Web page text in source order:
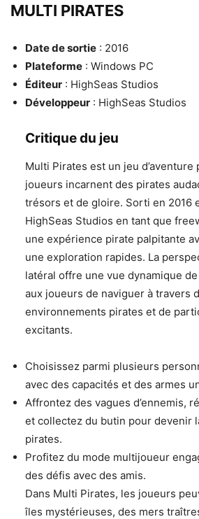
MULTI PIRATES
Date de sortie : 2016
Plateforme : Windows PC
Éditeur : HighSeas Studios
Développeur : HighSeas Studios
Critique du jeu
Multi Pirates est un jeu d’aventure
joueurs incarnent des pirates
trésors et de gloire. Sorti en 2016
HighSeas Studios en tant que
une expérience pirate palpitante
une exploration rapides. La
latéral offre une vue dynamique
aux joueurs de naviguer à travers
environnements pirates et de
excitants.
Choisissez parmi plusieurs
avec des capacités et des armes
Affrontez des vagues d’ennemis,
et collectez du butin pour devenir
pirates.
Profitez du mode multijoueur
des défis avec des amis.
Dans Multi Pirates, les joueurs
îles mystérieuses, des mers